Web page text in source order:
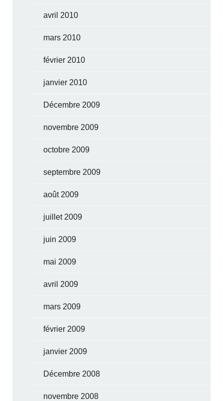
avril 2010
mars 2010
février 2010
janvier 2010
Décembre 2009
novembre 2009
octobre 2009
septembre 2009
août 2009
juillet 2009
juin 2009
mai 2009
avril 2009
mars 2009
février 2009
janvier 2009
Décembre 2008
novembre 2008